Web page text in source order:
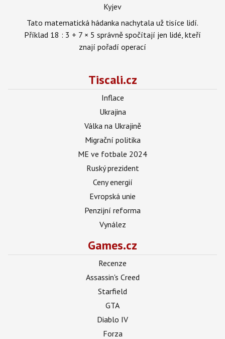
Kyjev
Tato matematická hádanka nachytala už tisíce lidí.
Příklad 18 : 3 + 7 × 5 správně spočítají jen lidé, kteří
znají pořadí operací
Tiscali.cz
Inflace
Ukrajina
Válka na Ukrajině
Migrační politika
ME ve fotbale 2024
Ruský prezident
Ceny energií
Evropská unie
Penzijní reforma
Vynález
Games.cz
Recenze
Assassin's Creed
Starfield
GTA
Diablo IV
Forza